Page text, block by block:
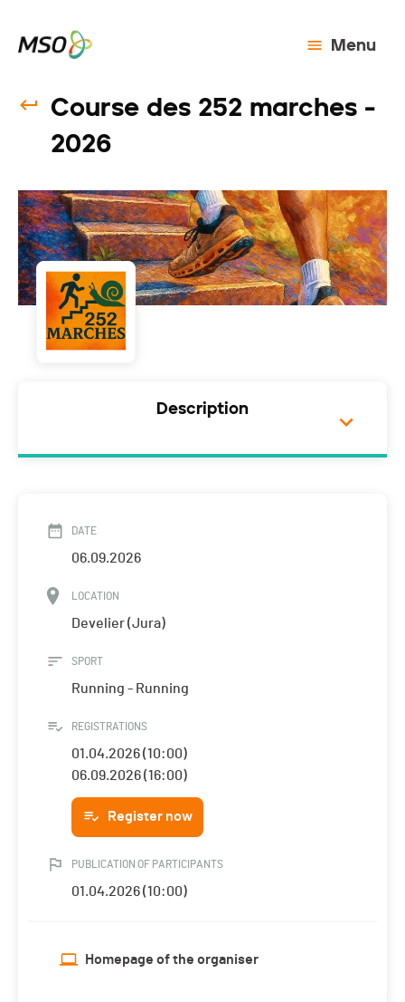
Menu
Course des 252 marches -
2026
Description
DATE
06.09.2026
LOCATION
Develier (Jura)
SPORT
Running - Running
REGISTRATIONS
01.04.2026 (10:00)
06.09.2026 (16:00)
Register now
PUBLICATION OF PARTICIPANTS
01.04.2026 (10:00)
Homepage of the organiser